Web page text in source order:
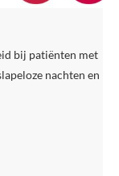
bij patiënten met
nachten en